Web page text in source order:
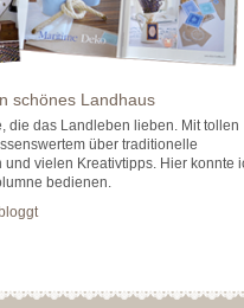
schönes Landhaus
die das Landleben lieben. Mit tollen
über traditionelle
und vielen Kreativtipps. Hier konnte
bedienen.